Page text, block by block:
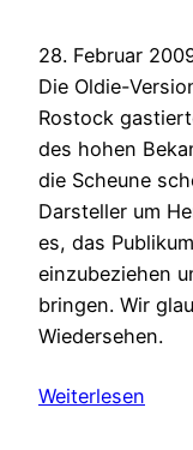
28. Februar
Die Oldie-
Rostock
des hohen
die Scheune
Darsteller um
es, das
einzubeziehen
bringen. Wir
Wiedersehen.
Weiterlesen